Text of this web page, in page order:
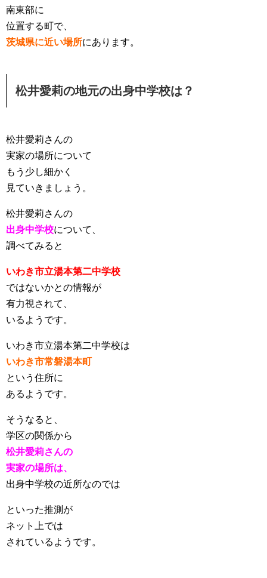
南東部に
位置する町で、
茨城県に近い場所にあります。
松井愛莉の地元の出身中学校は？
松井愛莉さんの
実家の場所について
もう少し細かく
見ていきましょう。
松井愛莉さんの
出身中学校について、
調べてみると
いわき市立湯本第二中学校
ではないかとの情報が
有力視されて、
いるようです。
いわき市立湯本第二中学校は
いわき市常磐湯本町
という住所に
あるようです。
そうなると、
学区の関係から
松井愛莉さんの
実家の場所は、
出身中学校の近所なのでは
といった推測が
ネット上では
されているようです。